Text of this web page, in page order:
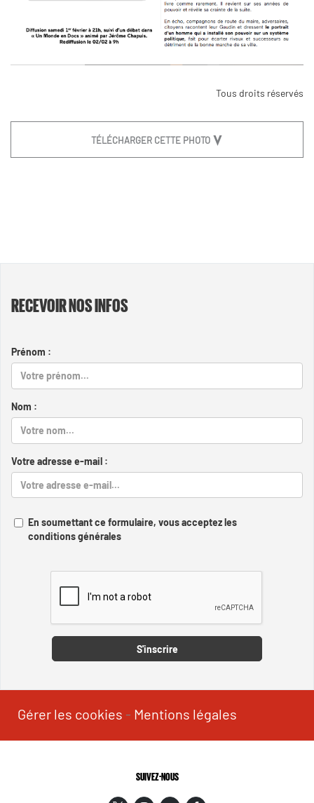
Tous droits réservés
TÉLÉCHARGER CETTE PHOTO
RECEVOIR NOS INFOS
Prénom :
Nom :
Votre adresse e-mail :
En soumettant ce formulaire, vous acceptez les
conditions générales
S'inscrire
Gérer les cookies - Mentions légales
SUIVEZ-NOUS